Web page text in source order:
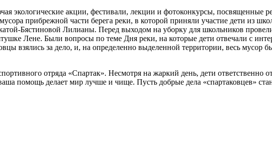
экологические акции, фестивали, лекции и фотоконкурсы, посвященные
прибрежной части берега реки, в которой приняли участие дети из
Бястиновой Лилианы. Перед выходом на уборку для школьников
Лене. Были вопросы по теме Дня реки, на которые дети отвечали с
взялись за дело, и, на определенно выделенной территории, весь мусор
отряда «Спартак». Несмотря на жаркий день, дети ответственно
помощь делает мир лучше и чище. Пусть добрые дела «спартаковцев»